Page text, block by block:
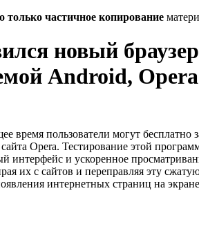
только частичное копирование
новый
Android,
время пользователи могут бесплатно
Opera. Тестирование этой
интерфейс и ускоренное
их с сайтов и переправляя эту
интернетных страниц на